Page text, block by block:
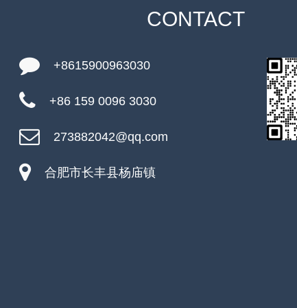
CONTACT
+8615900963030
+86 159 0096 3030
273882042@qq.com
合肥市长丰县杨庙镇